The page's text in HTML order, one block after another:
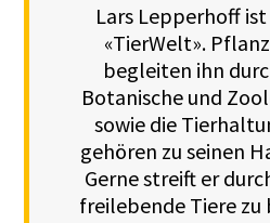
Lars Lepperhoff
«TierWelt».
begleiten ihn
Botanische und
sowie die
gehören zu seinen
Gerne streift er
freilebende Tiere zu